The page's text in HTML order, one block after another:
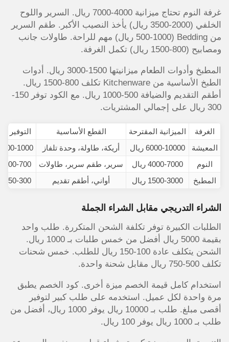
غرفة النوم تحتاج ميزانية 4000-7000 ريال. السرير واللوح
الخلفي (2000-3500 ريال) يأخذ النصيب الأكبر. طقم السرير
من Bedding (500-1000 ريال) مهم للراحة. طاولات جانب
ومصابيح (800-1500 ريال) تكمل الغرفة.
المطبخ وأدوات الطعام ميزانيتها 1500-3000 ريال. أدوات
الطبخ الأساسية من Kitchenware تكلف 800-1500 ريال.
أطقم التقديم والضيافة 500-1000 ريال. مع الكود توفر 150-
300 ريال على إجمالي المشتريات.
الغرفة الميزانية المقترحة القطع الأساسية
التوفير
المعيشة
6000-10000 ريال أريكة، طاولة، وحدة تلفاز
600-1000 ريال
النوم
4000-7000 ريال سرير، طقم سرير، طاولات
400-700 ريال
المطبخ
1500-3000 ريال أواني، أطقم تقديم 150-300 ريال
الشراء التدريجي مقابل الشراء الجملة
الطلبات الكبيرة توفر تكلفة الشحن المتكررة. طلب واحد
بقيمة 5000 ريال أفضل من خمس طلبات بـ 1000 ريال.
الشحن يتكلف عادة 100-150 ريال للطلب. خمس شحنات
تكلف 500-750 ريال مقابل شحنة واحدة.
استخدام كامل قيمة الخصم ميزة أخرى. كود الخصم يطبق
مرة واحدة لكل عميل. استخدمه على طلب كبير لتوفير
أقصى مبلغ. طلب بـ 10000 ريال يوفر 1000 ريال، أفضل من
طلب بـ 1000 ريال يوفر 100 ريال.